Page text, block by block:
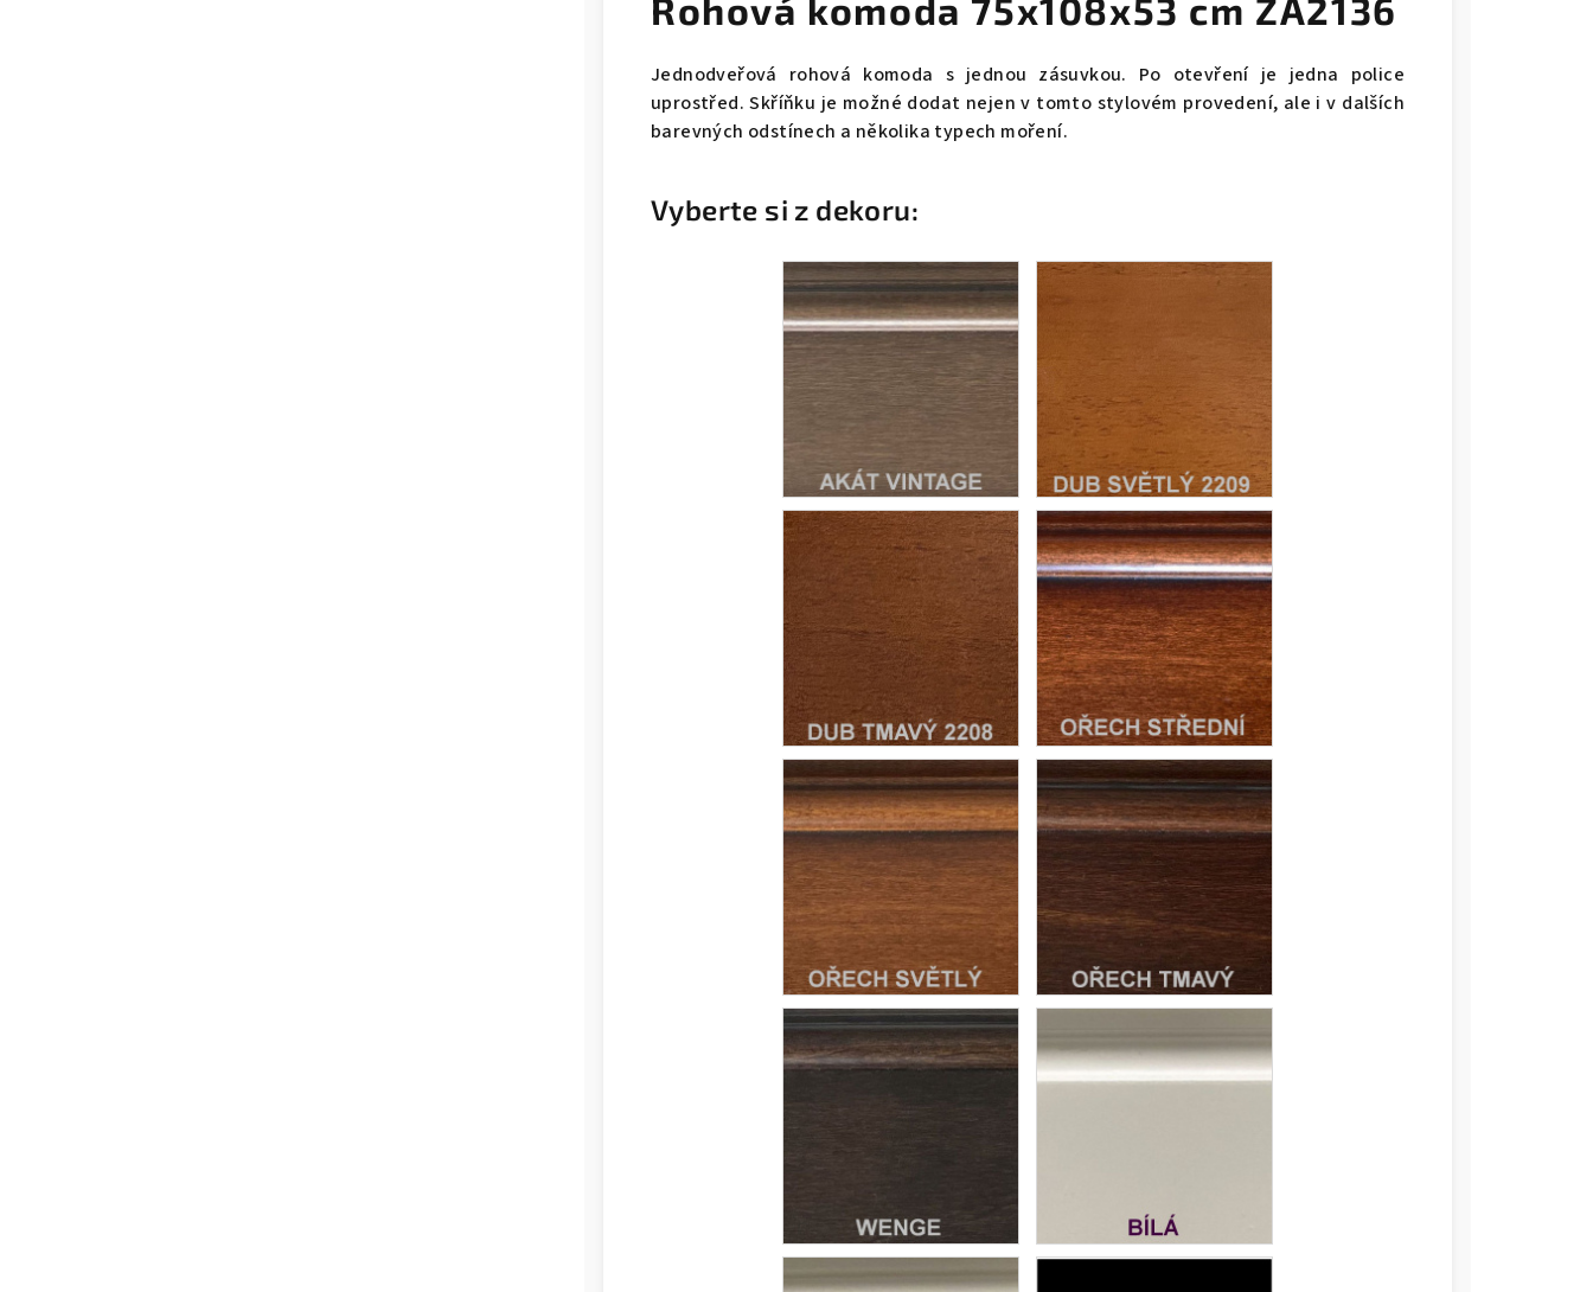
Rohová komoda 75x108x53 cm ZA2136
Jednodveřová rohová komoda s jednou zásuvkou. Po otevření je jedna police
uprostřed. Skříňku je možné dodat nejen v tomto stylovém provedení, ale i v dalších
barevných odstínech a několika typech moření.
Vyberte si z dekoru: